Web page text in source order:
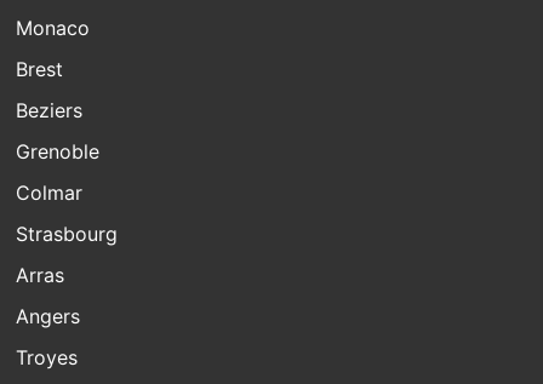
Monaco
Brest
Beziers
Grenoble
Colmar
Strasbourg
Arras
Angers
Troyes